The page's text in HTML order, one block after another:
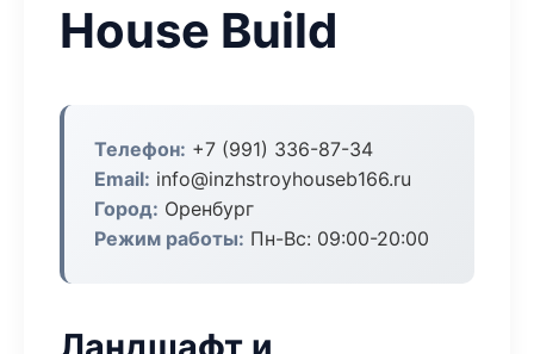
House Build
Телефон: +7 (991) 336-87-34
Email: info@inzhstroyhouseb166.ru
Город: Оренбург
Режим работы: Пн-Вс: 09:00-20:00